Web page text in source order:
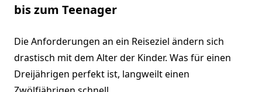
bis zum Teenager
Die Anforderungen an ein Reiseziel ändern sich
drastisch mit dem Alter der Kinder. Was für einen
Dreijährigen perfekt ist, langweilt einen